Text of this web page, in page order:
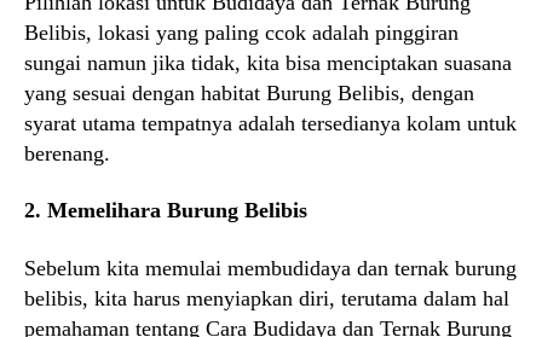
Belibis, lokasi yang paling ccok adalah pinggiran
sungai namun jika tidak, kita bisa menciptakan suasana
yang sesuai dengan habitat Burung Belibis, dengan
syarat utama tempatnya adalah tersedianya kolam untuk
berenang.
2. Memelihara Burung Belibis
Sebelum kita memulai membudidaya dan ternak burung
belibis, kita harus menyiapkan diri, terutama dalam hal
pemahaman tentang Cara Budidaya dan Ternak Burung